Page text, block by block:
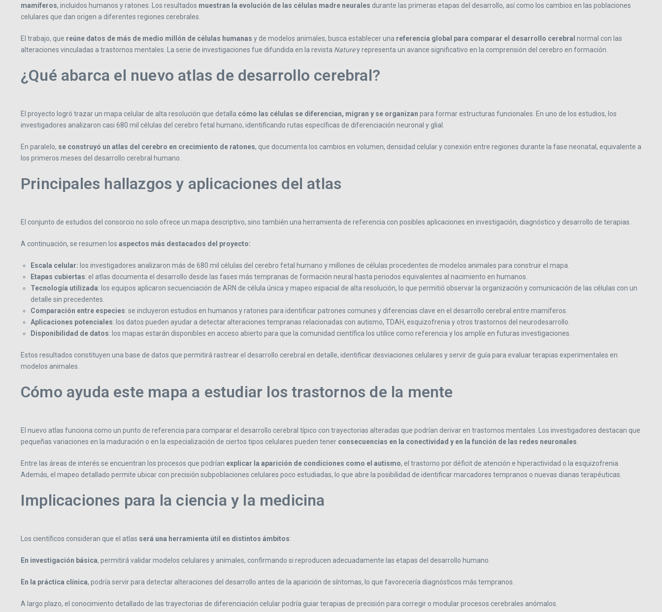
mamíferos, incluidos humanos y ratones. Los resultados muestran la evolución de las células madre neurales durante las primeras etapas del desarrollo, así como los cambios en las poblaciones
celulares que dan origen a diferentes regiones cerebrales.
El trabajo, que reúne datos de más de medio millón de células humanas y de modelos animales, busca establecer una referencia global para comparar el desarrollo cerebral normal con las
alteraciones vinculadas a trastornos mentales. La serie de investigaciones fue difundida en la revista Naturey representa un avance significativo en la comprensión del cerebro en formación.
¿Qué abarca el nuevo atlas de desarrollo cerebral?
El proyecto logró trazar un mapa celular de alta resolución que detalla cómo las células se diferencian, migran y se organizan para formar estructuras funcionales. En uno de los estudios, los
investigadores analizaron casi 680 mil células del cerebro fetal humano, identificando rutas específicas de diferenciación neuronal y glial.
En paralelo, se construyó un atlas del cerebro en crecimiento de ratones, que documenta los cambios en volumen, densidad celular y conexión entre regiones durante la fase neonatal, equivalente a
los primeros meses del desarrollo cerebral humano.
Principales hallazgos y aplicaciones del atlas
El conjunto de estudios del consorcio no solo ofrece un mapa descriptivo, sino también una herramienta de referencia con posibles aplicaciones en investigación, diagnóstico y desarrollo de terapias.
A continuación, se resumen los aspectos más destacados del proyecto:
Escala celular: los investigadores analizaron más de 680 mil células del cerebro fetal humano y millones de células procedentes de modelos animales para construir el mapa.
Etapas cubiertas: el atlas documenta el desarrollo desde las fases más tempranas de formación neural hasta periodos equivalentes al nacimiento en humanos.
Tecnología utilizada: los equipos aplicaron secuenciación de ARN de célula única y mapeo espacial de alta resolución, lo que permitió observar la organización y comunicación de las células con un
detalle sin precedentes.
Comparación entre especies: se incluyeron estudios en humanos y ratones para identificar patrones comunes y diferencias clave en el desarrollo cerebral entre mamíferos.
Aplicaciones potenciales: los datos pueden ayudar a detectar alteraciones tempranas relacionadas con autismo, TDAH, esquizofrenia y otros trastornos del neurodesarrollo.
Disponibilidad de datos: los mapas estarán disponibles en acceso abierto para que la comunidad científica los utilice como referencia y los amplíe en futuras investigaciones.
Estos resultados constituyen una base de datos que permitirá rastrear el desarrollo cerebral en detalle, identificar desviaciones celulares y servir de guía para evaluar terapias experimentales en
modelos animales.
Cómo ayuda este mapa a estudiar los trastornos de la mente
El nuevo atlas funciona como un punto de referencia para comparar el desarrollo cerebral típico con trayectorias alteradas que podrían derivar en trastornos mentales. Los investigadores destacan que
pequeñas variaciones en la maduración o en la especialización de ciertos tipos celulares pueden tener consecuencias en la conectividad y en la función de las redes neuronales.
Entre las áreas de interés se encuentran los procesos que podrían explicar la aparición de condiciones como el autismo, el trastorno por déficit de atención e hiperactividad o la esquizofrenia.
Además, el mapeo detallado permite ubicar con precisión subpoblaciones celulares poco estudiadas, lo que abre la posibilidad de identificar marcadores tempranos o nuevas dianas terapéuticas.
Implicaciones para la ciencia y la medicina
Los científicos consideran que el atlas será una herramienta útil en distintos ámbitos:
En investigación básica, permitirá validar modelos celulares y animales, confirmando si reproducen adecuadamente las etapas del desarrollo humano.
En la práctica clínica, podría servir para detectar alteraciones del desarrollo antes de la aparición de síntomas, lo que favorecería diagnósticos más tempranos.
A largo plazo, el conocimiento detallado de las trayectorias de diferenciación celular podría guiar terapias de precisión para corregir o modular procesos cerebrales anómalos.